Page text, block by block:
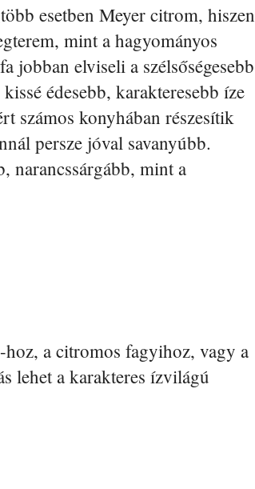
esetben Meyer citrom, hiszen
mint a hagyományos
jobban elviseli a szélsőségesebb
édesebb, karakteresebb íze
számos konyhában részesítik
persze jóval savanyúbb.
narancssárgább, mint a
a citromos fagyihoz, vagy a
lehet a karakteres ízvilágú